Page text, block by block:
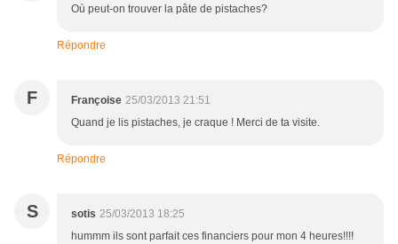
Où peut-on trouver la pâte de pistaches?
Répondre
F Françoise 25/03/2013 21:51
Quand je lis pistaches, je craque ! Merci de ta visite.
Répondre
S sotis 25/03/2013 18:25
hummm ils sont parfait ces financiers pour mon 4 heures!!!!